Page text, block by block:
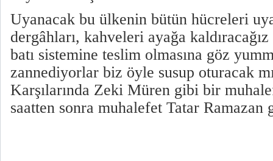
Uyanacak bu ülkenin bütün hücreleri
dergâhları, kahveleri ayağa
batı sistemine teslim olmasına göz
zannediyorlar biz öyle susup oturacak
Karşılarında Zeki Müren gibi bir
saatten sonra muhalefet Tatar